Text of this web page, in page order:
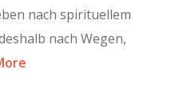
nach spirituellem
nach Wegen,